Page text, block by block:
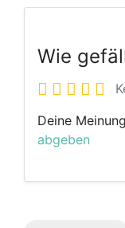
Wie
Deine
abgeben